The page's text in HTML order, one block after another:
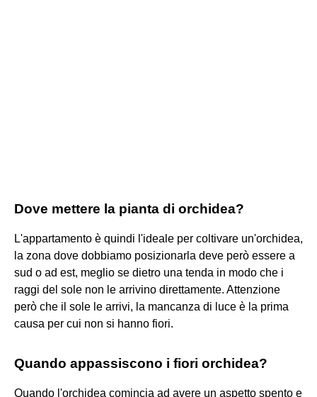
Dove mettere la pianta di orchidea?
L'appartamento è quindi l'ideale per coltivare un'orchidea,
la zona dove dobbiamo posizionarla deve però essere a
sud o ad est, meglio se dietro una tenda in modo che i
raggi del sole non le arrivino direttamente. Attenzione
però che il sole le arrivi, la mancanza di luce è la prima
causa per cui non si hanno fiori.
Quando appassiscono i fiori orchidea?
Quando l'orchidea comincia ad avere un aspetto spento e